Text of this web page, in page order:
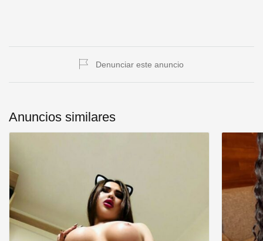
Denunciar este anuncio
Anuncios similares